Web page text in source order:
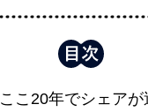
ここ20年でシェアが